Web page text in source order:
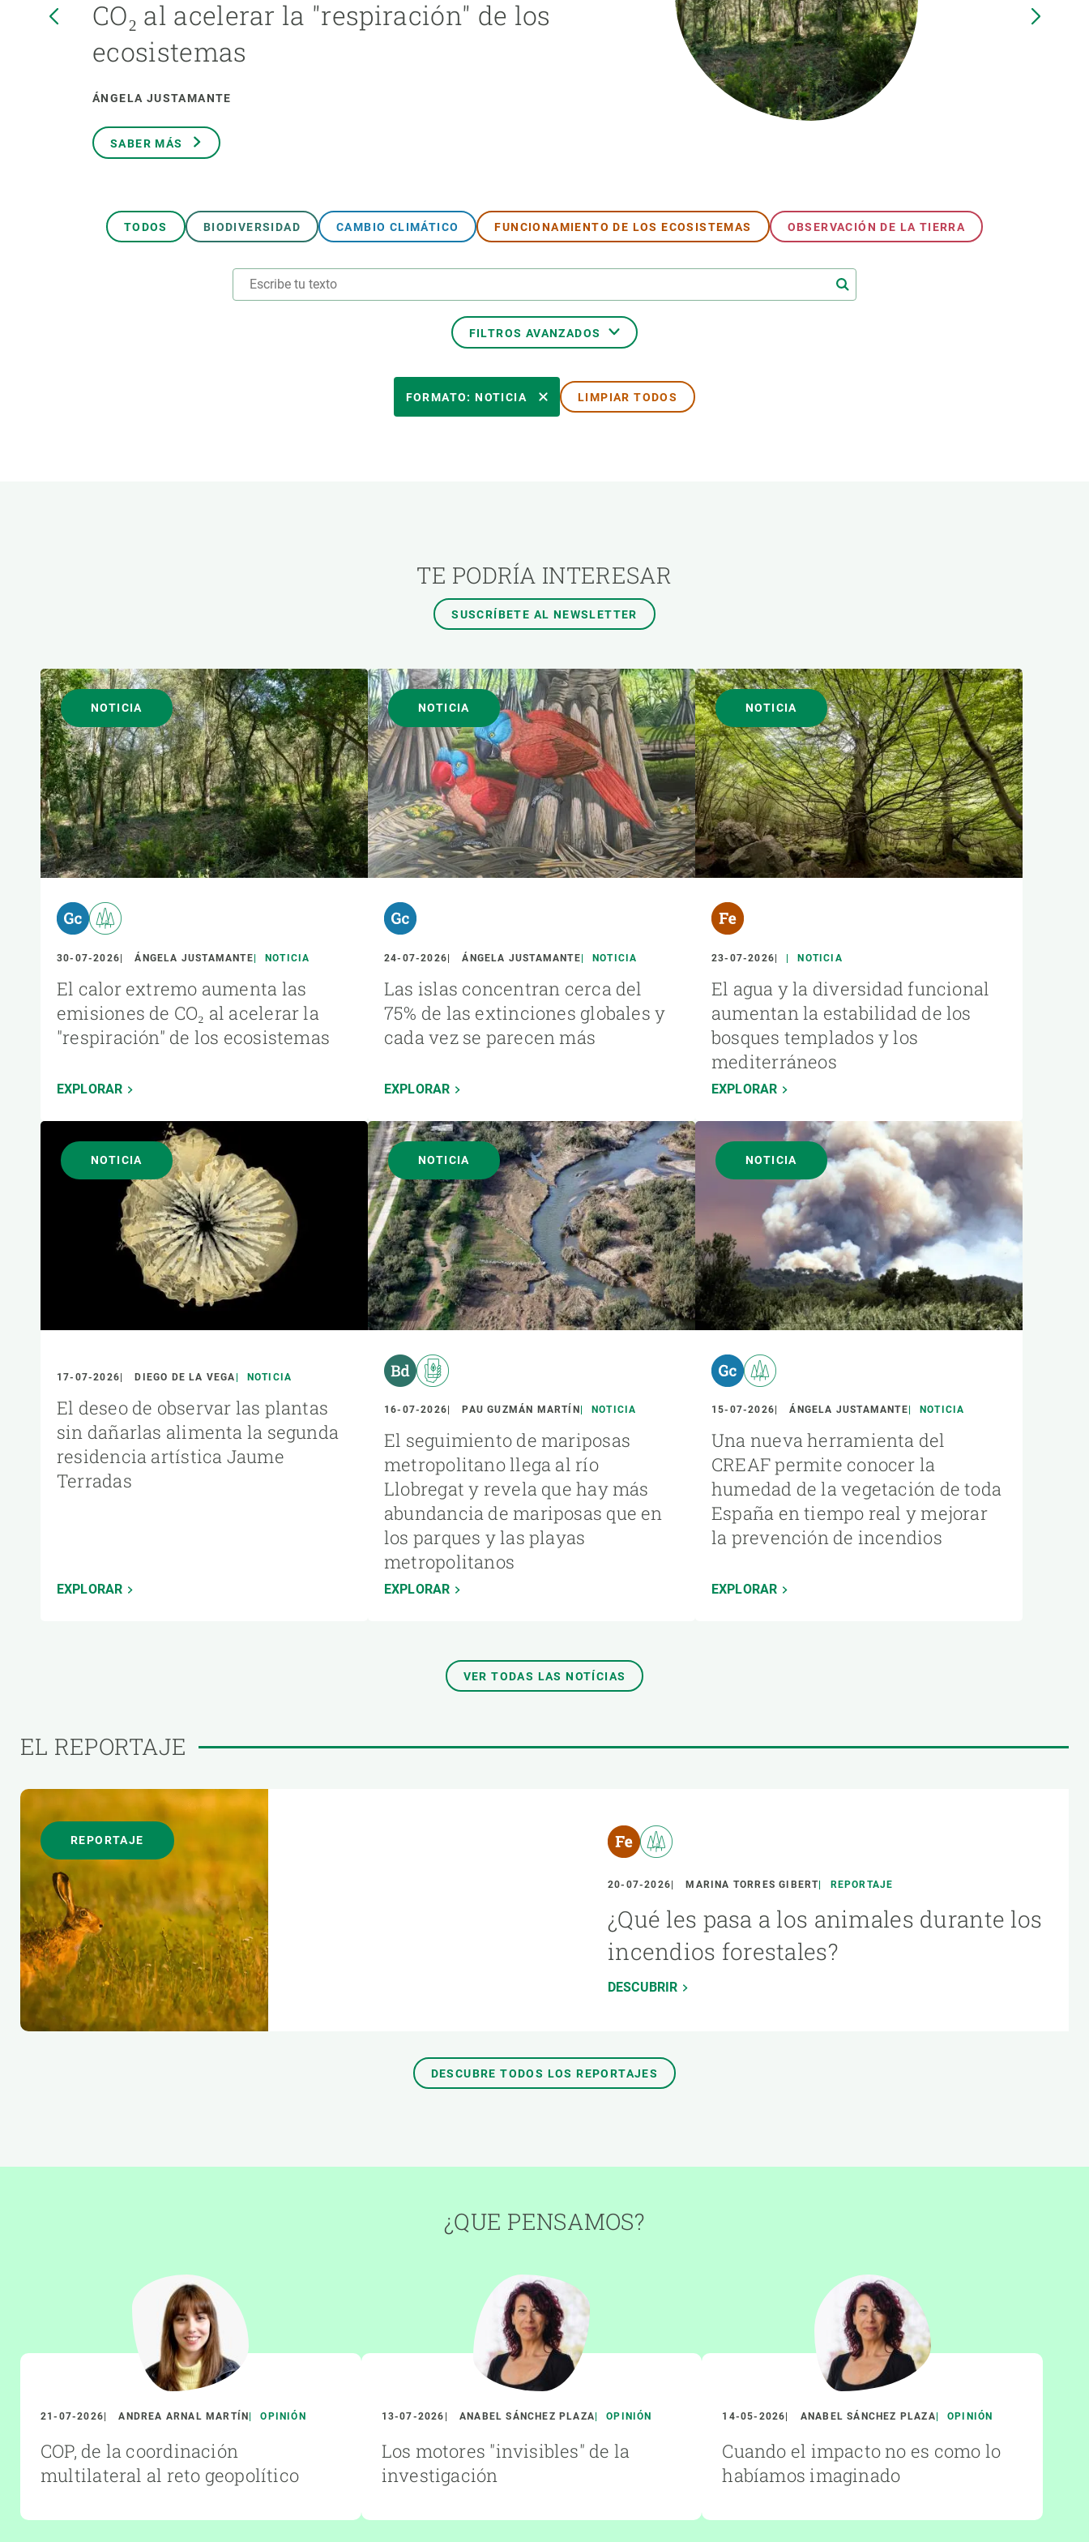
CO₂ al acelerar la "respiración" de los
ecosistemas
ÁNGELA JUSTAMANTE
SABER MÁS
TODOS BIODIVERSIDAD CAMBIO CLIMÁTICO FUNCIONAMIENTO DE LOS ECOSISTEMAS OBSERVACIÓN DE LA TIERRA
FILTROS AVANZADOS
TEMAS TRANSVERSALES
FORMATO: NOTICIA LIMPIAR TODOS
TE PODRÍA INTERESAR
SUSCRÍBETE AL NEWSLETTER
NOTICIA
30-07-2026 ÁNGELA JUSTAMANTE NOTICIA
El calor extremo aumenta las
emisiones de CO₂ al acelerar la
"respiración" de los ecosistemas
EXPLORAR
NOTICIA
24-07-2026 ÁNGELA JUSTAMANTE NOTICIA
Las islas concentran cerca del
75% de las extinciones globales y
cada vez se parecen más
EXPLORAR
NOTICIA
23-07-2026 NOTICIA
El agua y la diversidad funcional
aumentan la estabilidad de los
bosques templados y los
mediterráneos
EXPLORAR
NOTICIA
17-07-2026 DIEGO DE LA VEGA NOTICIA
El deseo de observar las plantas
sin dañarlas alimenta la segunda
residencia artística Jaume
Terradas
EXPLORAR
NOTICIA
16-07-2026 PAU GUZMÁN MARTÍN NOTICIA
El seguimiento de mariposas
metropolitano llega al río
Llobregat y revela que hay más
abundancia de mariposas que en
los parques y las playas
metropolitanos
EXPLORAR
NOTICIA
15-07-2026 ÁNGELA JUSTAMANTE NOTICIA
Una nueva herramienta del
CREAF permite conocer la
humedad de la vegetación de toda
España en tiempo real y mejorar
la prevención de incendios
EXPLORAR
VER TODAS LAS NOTÍCIAS
EL REPORTAJE
REPORTAJE
20-07-2026 MARINA TORRES GIBERT REPORTAJE
¿Qué les pasa a los animales durante los
incendios forestales?
DESCUBRIR
DESCUBRE TODOS LOS REPORTAJES
¿QUE PENSAMOS?
21-07-2026 ANDREA ARNAL MARTÍN OPINIÓN
COP, de la coordinación
multilateral al reto geopolítico
13-07-2026 ANABEL SÁNCHEZ PLAZA OPINIÓN
Los motores "invisibles" de la
investigación
14-05-2026 ANABEL SÁNCHEZ PLAZA OPINIÓN
Cuando el impacto no es como lo
habíamos imaginado
Marca y logotipos
Equidad, Diversidad e Inclusión (EDI)
Documentación
Observación de la Tierra
Temas transversales
Pide tu beca ERC
Programa de másteres y doctorado
Visitante o sabático
Un lugar donde crecer
Desarrollo de carrera
Eventos anteriores